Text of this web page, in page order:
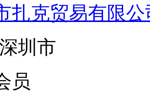
扎克贸易有限公
圳市
员